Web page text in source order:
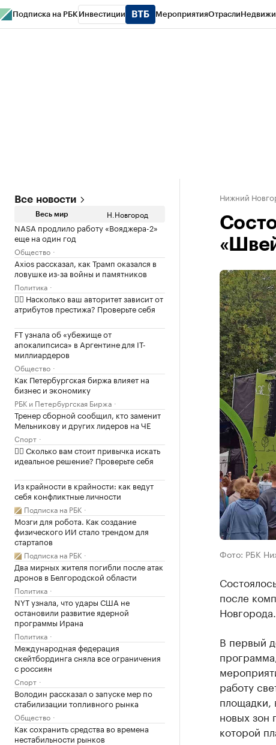
Подписка на РБК Инвестиции МероприятияОтрасли
Все новости
Весь мир Н.Новгород
NASA продлило работу «Вояджера-2»
еще на один год
Общество
Axios рассказал, как Трамп оказался в
ловушке из-за войны и памятников
Политика
✍🏻 Насколько ваш авторитет зависит от
атрибутов престижа? Проверьте себя
FT узнала об «убежище от
апокалипсиса» в Аргентине для IT-
миллиардеров
Общество
Как Петербургская биржа влияет на
бизнес и экономику
РБК и Петербургская Биржа
Тренер сборной сообщил, кто заменит
Мельникову и других лидеров на ЧЕ
Спорт
✍🏻 Сколько вам стоит привычка искать
идеальное решение? Проверьте себя
Из крайности в крайности: как ведут
себя конфликтные личности
Подписка на РБК
Мозги для робота. Как создание
физического ИИ стало трендом для
стартапов
Подписка на РБК
Два мирных жителя погибли после атак
дронов в Белгородской области
Политика
NYT узнала, что удары США не
остановили развитие ядерной
программы Ирана
Политика
Международная федерация
скейтбординга сняла все ограничения
с россиян
Спорт
Володин рассказал о запуске мер по
стабилизации топливного рынка
Общество
Как сохранить средства во времена
нестабильности рынков
Нижний
Фото: РБК
после
Новгорода.
В первый
работу
площадки,
новых зон
которой